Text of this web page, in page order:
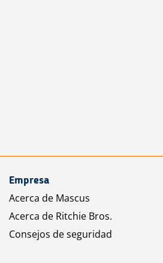
Empresa
Acerca de Mascus
Acerca de Ritchie Bros.
Consejos de seguridad